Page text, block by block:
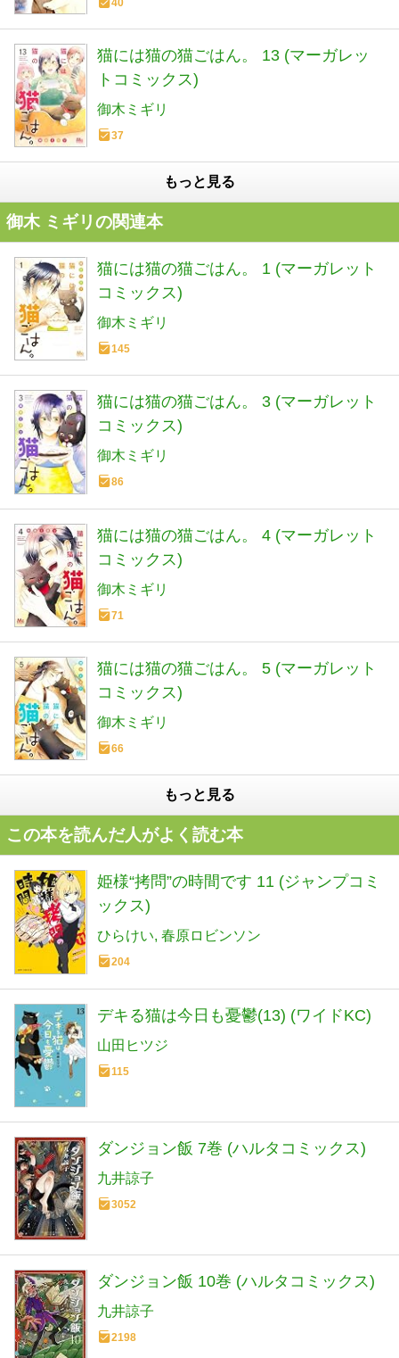
猫には猫の猫ごはん。 13 (マーガレッ
トコミックス)
御木ミギリ
37
もっと見る
御木 ミギリの関連本
猫には猫の猫ごはん。 1 (マーガレット
コミックス)
御木ミギリ
145
猫には猫の猫ごはん。 3 (マーガレット
コミックス)
御木ミギリ
86
猫には猫の猫ごはん。 4 (マーガレット
コミックス)
御木ミギリ
71
猫には猫の猫ごはん。 5 (マーガレット
コミックス)
御木ミギリ
66
もっと見る
この本を読んだ人がよく読む本
姫様“拷問”の時間です 11 (ジャンプコミ
ックス)
ひらけい 春原ロビンソン
204
デキる猫は今日も憂鬱(13) (ワイドKC)
山田ヒツジ
115
ダンジョン飯 7巻 (ハルタコミックス)
九井諒子
3052
ダンジョン飯 10巻 (ハルタコミックス)
九井諒子
2198